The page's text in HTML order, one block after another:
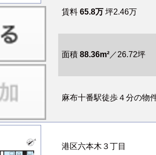
賃料 65.8万坪2.46万
面積 88.36m²／26.72坪
麻布十番駅徒歩４分の物
港区六本木３丁目